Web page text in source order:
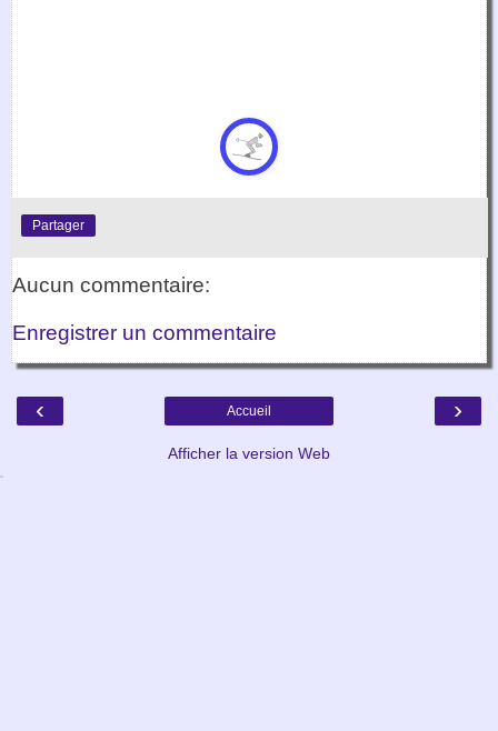
Partager
Aucun commentaire:
Enregistrer un commentaire
‹ ›
Accueil
Afficher la version Web